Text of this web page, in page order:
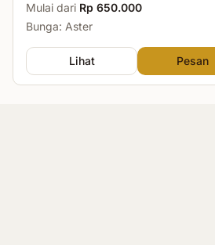
Mulai dari Rp 650.000
Bunga: Aster
Lihat Pesan